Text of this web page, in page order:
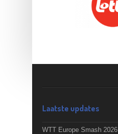
Laatste updates
WTT Europe Smash 2026